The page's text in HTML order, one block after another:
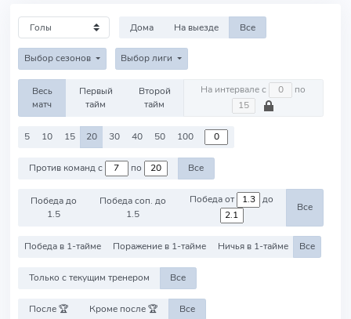
Дома На выезде Все
Выбор сезонов Выбор лиги
Весь
матч
Первый
тайм
Второй
тайм
На интервале с по
5 10 15 20 30 40 50 100
Против команд с по Все
Победа до
1.5
Победа соп. до
1.5
Победа от до
Все
Победа в 1-тайме Поражение в 1-тайме Ничья в 1-тайме Все
Только с текущим тренером Все
После 🏆 Кроме после 🏆 Все